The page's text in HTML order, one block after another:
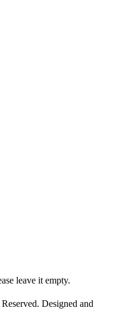
leave it empty.
Designed and